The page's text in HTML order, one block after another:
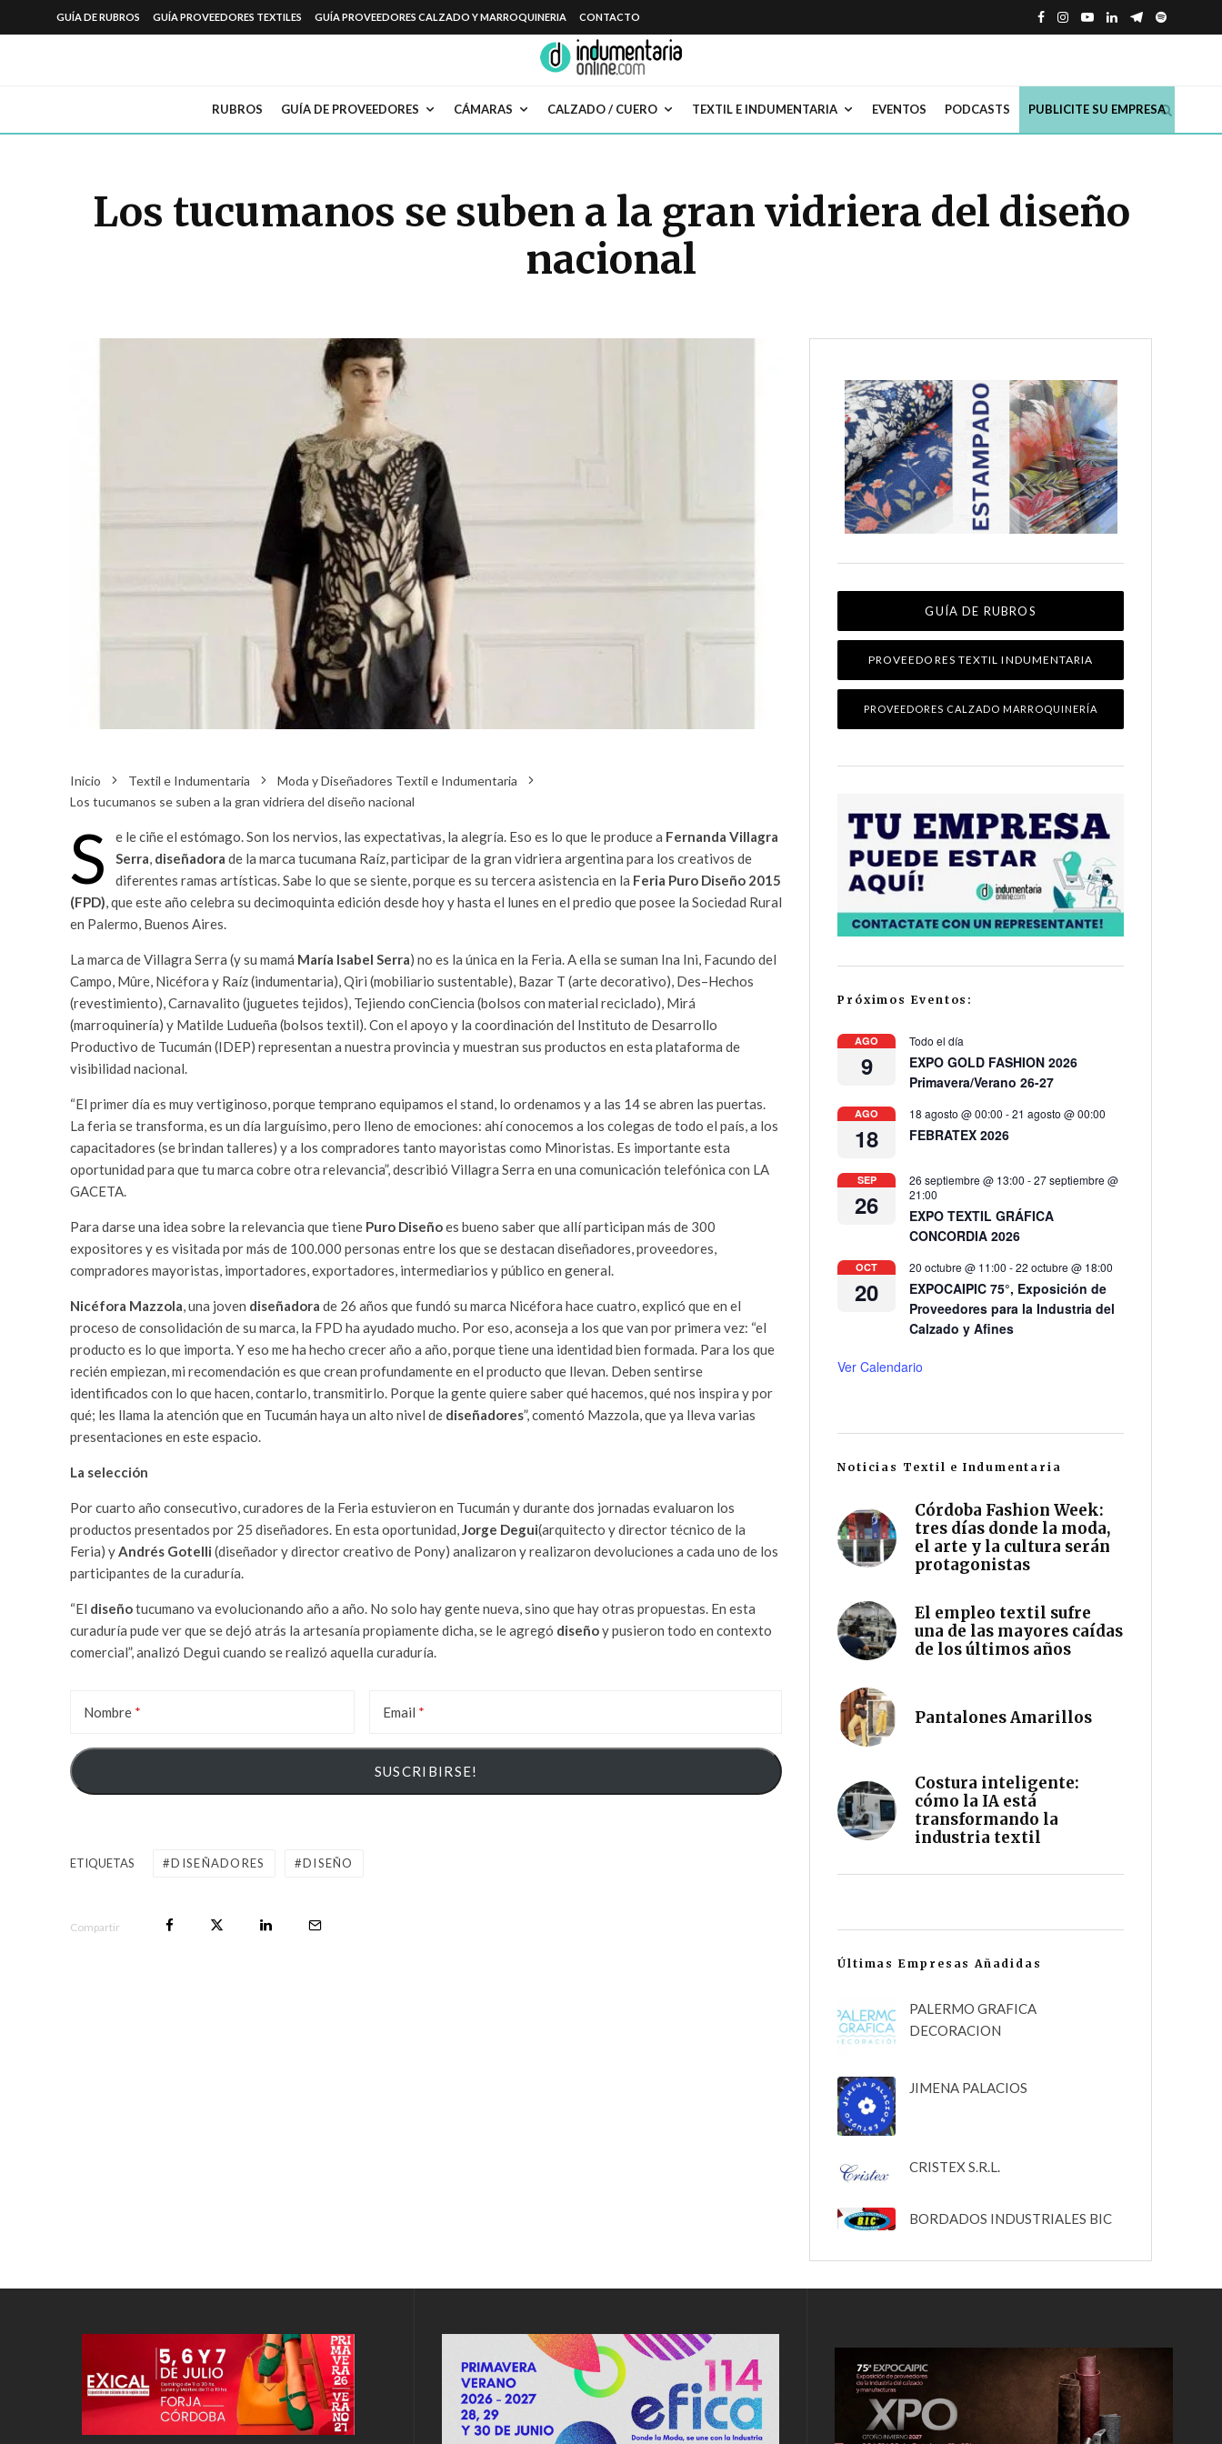
GUÍA DE RUBROS GUÍA PROVEEDORES TEXTILES GUÍA PROVEEDORES CALZADO Y MARROQUINERIA CONTACTO
RUBROS GUÍA DE PROVEEDORES CÁMARAS CALZADO / CUERO TEXTIL E INDUMENTARIA EVENTOS PODCASTS PUBLICITE SU EMPRESA
Los tucumanos se suben a la gran vidriera del diseño
nacional
Inicio Textil e Indumentaria
Moda y Diseñadores Textil e Indumentaria
Los tucumanos se suben a la gran vidriera del diseño nacional
S e le ciñe el estómago. Son los nervios, las expectativas, la alegría. Eso es lo que le produce a Fernanda Villagra
Serra, diseñadora de la marca tucumana Raíz, participar de la gran vidriera argentina para los creativos de
diferentes ramas artísticas. Sabe lo que se siente, porque es su tercera asistencia en la Feria Puro Diseño 2015
(FPD), que este año celebra su decimoquinta edición desde hoy y hasta el lunes en el predio que posee la Sociedad Rural
en Palermo, Buenos Aires.
La marca de Villagra Serra (y su mamá María Isabel Serra) no es la única en la Feria. A ella se suman Ina Ini, Facundo del
Campo, Mûre, Nicéfora y Raíz (indumentaria), Qiri (mobiliario sustentable), Bazar T (arte decorativo), Des–Hechos
(revestimiento), Carnavalito (juguetes tejidos), Tejiendo conCiencia (bolsos con material reciclado), Mirá
(marroquinería) y Matilde Ludueña (bolsos textil). Con el apoyo y la coordinación del Instituto de Desarrollo
Productivo de Tucumán (IDEP) representan a nuestra provincia y muestran sus productos en esta plataforma de
visibilidad nacional.
“El primer día es muy vertiginoso, porque temprano equipamos el stand, lo ordenamos y a las 14 se abren las puertas.
La feria se transforma, es un día larguísimo, pero lleno de emociones: ahí conocemos a los colegas de todo el país, a los
capacitadores (se brindan talleres) y a los compradores tanto mayoristas como Minoristas. Es importante esta
oportunidad para que tu marca cobre otra relevancia”, describió Villagra Serra en una comunicación telefónica con LA
GACETA.
Para darse una idea sobre la relevancia que tiene Puro Diseñoes bueno saber que allí participan más de 300
expositores y es visitada por más de 100.000 personas entre los que se destacan diseñadores, proveedores,
compradores mayoristas, importadores, exportadores, intermediarios y público en general.
Nicéfora Mazzola, una joven diseñadora de 26 años que fundó su marca Nicéfora hace cuatro, explicó que en el
proceso de consolidación de su marca, la FPD ha ayudado mucho. Por eso, aconseja a los que van por primera vez: “el
producto es lo que importa. Y eso me ha hecho crecer año a año, porque tiene una identidad bien formada. Para los que
recién empiezan, mi recomendación es que crean profundamente en el producto que llevan. Deben sentirse
identificados con lo que hacen, contarlo, transmitirlo. Porque la gente quiere saber qué hacemos, qué nos inspira y por
qué; les llama la atención que en Tucumán haya un alto nivel de diseñadores”, comentó Mazzola, que ya lleva varias
presentaciones en este espacio.
La selección
Por cuarto año consecutivo, curadores de la Feria estuvieron en Tucumán y durante dos jornadas evaluaron los
productos presentados por 25 diseñadores. En esta oportunidad,Jorge Degui(arquitecto y director técnico de la
Feria) yAndrés Gotelli (diseñador y director creativo de Pony) analizaron y realizaron devoluciones a cada uno de los
participantes de la curaduría.
“El diseñotucumano va evolucionando año a año. No solo hay gente nueva, sino que hay otras propuestas. En esta
curaduría pude ver que se dejó atrás la artesanía propiamente dicha, se le agregó diseñoy pusieron todo en contexto
comercial”, analizó Degui cuando se realizó aquella curaduría.
Nombre Email
ETIQUETAS DISEÑADORES DISEÑO
Compartir
GUÍA DE RUBROS
PROVEEDORES TEXTIL INDUMENTARIA
PROVEEDORES CALZADO MARROQUINERÍA
Próximos Eventos:
AGO
9
Todo el día
EXPO GOLD FASHION 2026
Primavera/Verano 26-27
AGO
18
18 agosto @ 00:00 -21 agosto @ 00:00
FEBRATEX 2026
SEP
26
26 septiembre @ 13:00 -27 septiembre @
21:00
EXPO TEXTIL GRÁFICA
CONCORDIA 2026
OCT
20
20 octubre @ 11:00 -22 octubre @ 18:00
EXPOCAIPIC 75°, Exposición de
Proveedores para la Industria del
Calzado y Afines
Ver Calendario
Noticias Textil e Indumentaria
Córdoba Fashion Week:
tres días donde la moda,
el arte y la cultura serán
protagonistas
El empleo textil sufre
una de las mayores caídas
de los últimos años
Pantalones Amarillos
Costura inteligente:
cómo la IA está
transformando la
industria textil
Últimas Empresas Añadidas
PALERMO GRAFICA
DECORACION
JIMENA PALACIOS
CRISTEX S.R.L.
BORDADOS INDUSTRIALES BIC